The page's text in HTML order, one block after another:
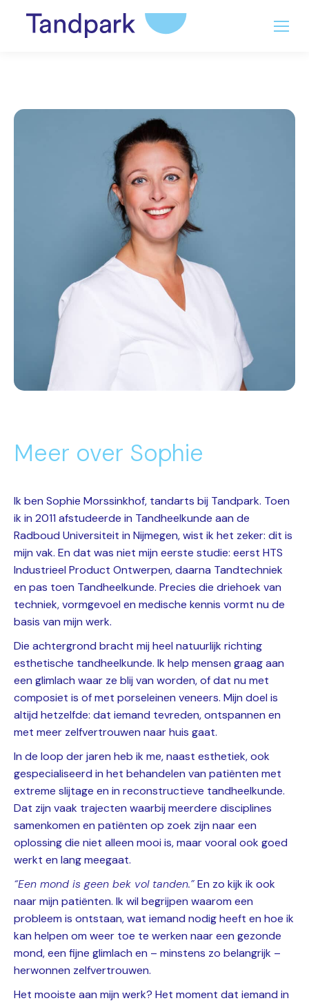
Meer over Sophie
Ik ben Sophie Morssinkhof, tandarts bij Tandpark. Toen
ik in 2011 afstudeerde in Tandheelkunde aan de
Radboud Universiteit in Nijmegen, wist ik het zeker: dit is
mijn vak. En dat was niet mijn eerste studie: eerst HTS
Industrieel Product Ontwerpen, daarna Tandtechniek
en pas toen Tandheelkunde. Precies die driehoek van
techniek, vormgevoel en medische kennis vormt nu de
basis van mijn werk.
Die achtergrond bracht mij heel natuurlijk richting
esthetische tandheelkunde. Ik help mensen graag aan
een glimlach waar ze blij van worden, of dat nu met
composiet is of met porseleinen veneers. Mijn doel is
altijd hetzelfde: dat iemand tevreden, ontspannen en
met meer zelfvertrouwen naar huis gaat.
In de loop der jaren heb ik me, naast esthetiek, ook
gespecialiseerd in het behandelen van patiënten met
extreme slijtage en in reconstructieve tandheelkunde.
Dat zijn vaak trajecten waarbij meerdere disciplines
samenkomen en patiënten op zoek zijn naar een
oplossing die niet alleen mooi is, maar vooral ook goed
werkt en lang meegaat.
“Een mond is geen bek vol tanden.”En zo kijk ik ook
naar mijn patiënten. Ik wil begrijpen waarom een
probleem is ontstaan, wat iemand nodig heeft en hoe ik
kan helpen om weer toe te werken naar een gezonde
mond, een fijne glimlach en – minstens zo belangrijk –
herwonnen zelfvertrouwen.
Het mooiste aan mijn werk? Het moment dat iemand in